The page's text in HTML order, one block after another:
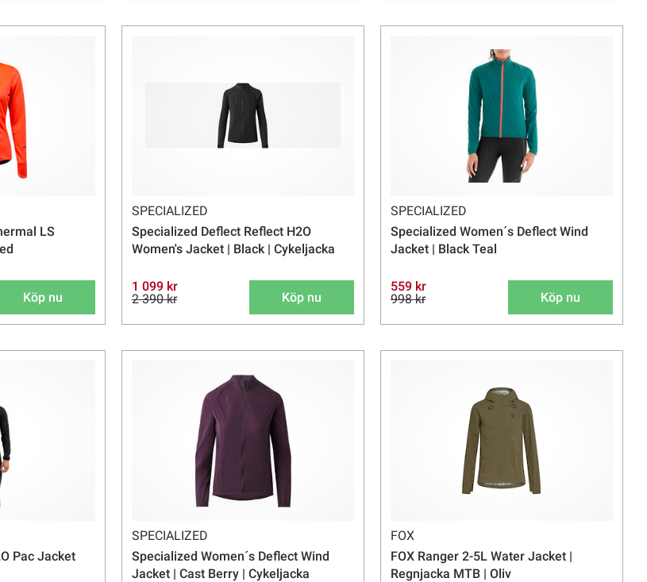
LS
Köp nu
SPECIALIZED
Specialized Deflect Reflect H2O
Women's Jacket | Black | Cykeljacka
1 099 kr
2 390 kr
Köp nu
SPECIALIZED
Specialized Women´s Deflect Wind
Jacket | Black Teal
559 kr
998 kr
Köp nu
Pac Jacket
SPECIALIZED
Specialized Women´s Deflect Wind
Jacket | Cast Berry | Cykeljacka
FOX
FOX Ranger 2-5L Water Jacket |
Regnjacka MTB | Oliv